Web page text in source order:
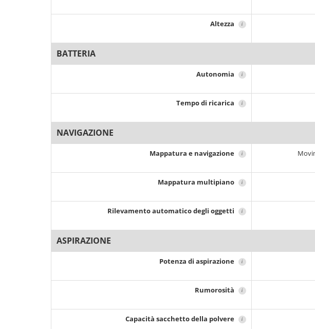
Altezza i
BATTERIA
Autonomia i
Tempo di ricarica i
NAVIGAZIONE
Mappatura e navigazione i
Mappatura multipiano i
Rilevamento automatico degli oggetti i
ASPIRAZIONE
Potenza di aspirazione i
Rumorosità i
Capacità sacchetto della polvere i